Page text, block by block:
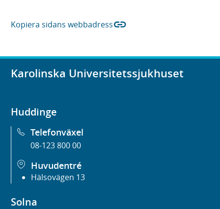
Kopiera sidans webbadresslink
Karolinska Universitetssjukhuset
Huddinge
Telefonväxel
08-123 800 00
Huvudentré
Hälsovägen 13
Solna